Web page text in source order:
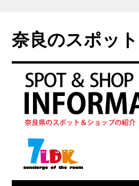
奈良のスポッ